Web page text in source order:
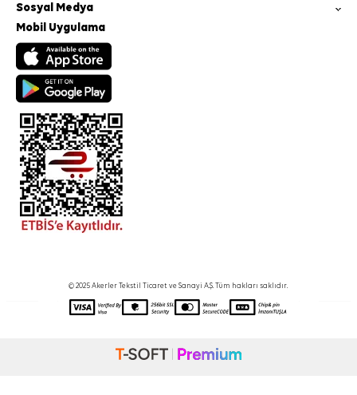
Sosyal Medya
Mobil Uygulama
© 2025 Akerler Tekstil Ticaret ve Sanayi A.Ş. Tüm hakları saklıdır.